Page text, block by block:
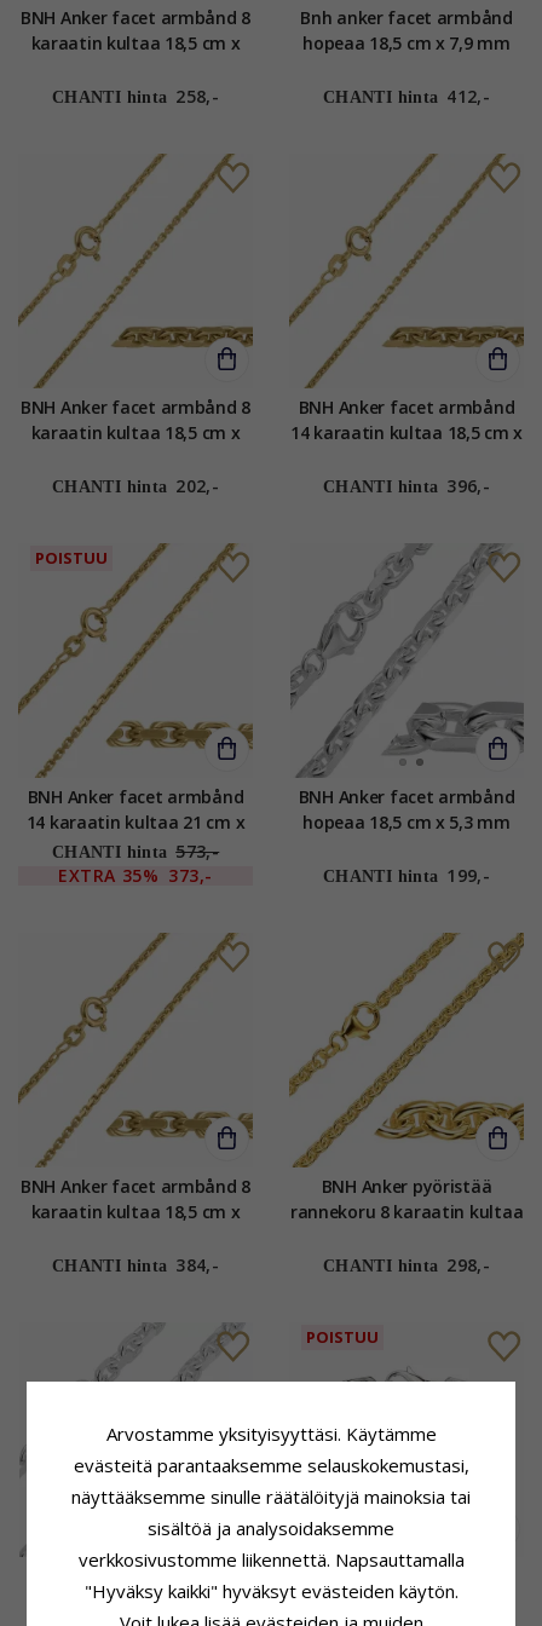
BNH Anker facet armbånd 8
karaatin kultaa 18,5 cm x
CHANTI hinta 258,-
Bnh anker facet armbånd
hopeaa 18,5 cm x 7,9 mm
CHANTI hinta 412,-
BNH Anker facet armbånd 8
karaatin kultaa 18,5 cm x
CHANTI hinta 202,-
BNH Anker facet armbånd
14 karaatin kultaa 18,5 cm x
CHANTI hinta 396,-
POISTUU
BNH Anker facet armbånd
14 karaatin kultaa 21 cm x
1,6 mm
CHANTI hinta 573,-
EXTRA 35% 373,-
BNH Anker facet armbånd
hopeaa 18,5 cm x 5,3 mm
CHANTI hinta 199,-
BNH Anker facet armbånd 8
karaatin kultaa 18,5 cm x
CHANTI hinta 384,-
BNH Anker pyöristää
rannekoru 8 karaatin kultaa
CHANTI hinta 298,-
hopeaa 18,5 cm x 2,9 mm
POISTUU
BNH Anker facet armbånd
hopeaa 21 cm x 7,8 mm
Arvostamme yksityisyyttäsi. Käytämme
evästeitä parantaaksemme selauskokemustasi,
näyttääksemme sinulle räätälöityjä mainoksia tai
sisältöä ja analysoidaksemme
verkkosivustomme liikennettä. Napsauttamalla
"Hyväksy kaikki" hyväksyt evästeiden käytön.